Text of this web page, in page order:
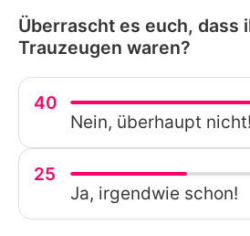
Überrascht es euch, dass
Trauzeugen waren?
40
Nein, überhaupt nicht!
25
Ja, irgendwie schon!